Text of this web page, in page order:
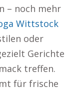
– noch mehr
Wittstock
oder
Gerichte
treffen.
für frische